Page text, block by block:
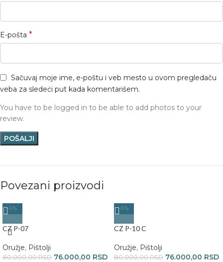
E-pošta *
Sačuvaj moje ime, e-poštu i veb mesto u ovom pregledaču
veba za sledeći put kada komentarišem.
You have to be logged in to be able to add photos to your
review.
Povezani proizvodi
-5%
CZ P-07
Oružje, Pištolji
80.000,00RSD 76.000,00 RSD
-5%
CZ P-10 C
Oružje, Pištolji
80.000,00RSD 76.000,00 RSD